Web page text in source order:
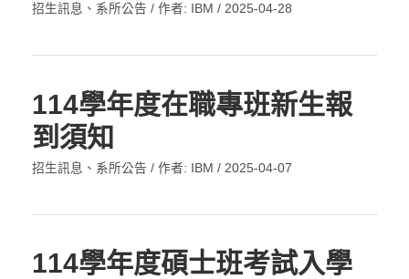
招生訊息 、 系所公告 / 作者: IBM / 2025-04-28
114學年度在職專班新生報
到須知
招生訊息 、 系所公告 / 作者: IBM / 2025-04-07
114學年度碩士班考試入學